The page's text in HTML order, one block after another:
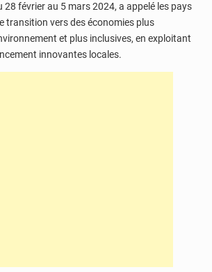
28 février au 5 mars 2024, a appelé les pays
transition vers des économies plus
et plus inclusives, en exploitant
innovantes locales.